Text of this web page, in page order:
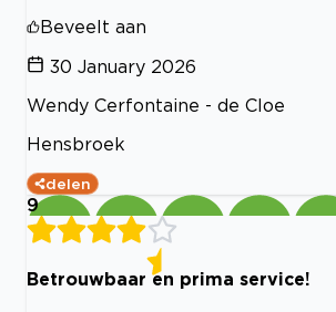
Beveelt aan
30 January 2026
Wendy Cerfontaine - de Cloe
Hensbroek
delen
9
Betrouwbaar en prima service!